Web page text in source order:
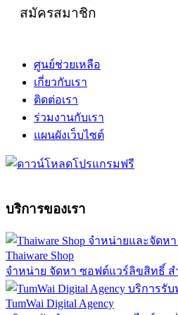
สมัครสมาชิก
ศูนย์ช่วยเหลือ
เกี่ยวกับเรา
ติดต่อเรา
ร่วมงานกับเรา
แผนผังเว็บไซต์
บริการของเรา
Thaiware Shop
จำหน่าย จัดหา ซอฟต์แวร์ลิขสิทธิ์ ส
TumWai Digital Agency